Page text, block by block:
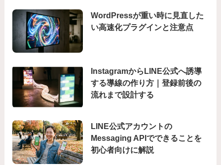
WordPressが重い時に見直した
い高速化プラグインと注意点
InstagramからLINE公式へ誘導
する導線の作り方｜登録前後の
流れまで設計する
LINE公式アカウントの
Messaging APIでできることを
初心者向けに解説